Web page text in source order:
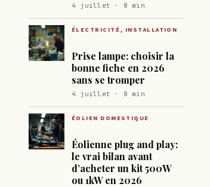
4 juillet · 8 min
ÉLECTRICITÉ, INSTALLATION
Prise lampe: choisir la
bonne fiche en 2026
sans se tromper
4 juillet · 8 min
ÉOLIEN DOMESTIQUE
Éolienne plug and play:
le vrai bilan avant
d’acheter un kit 500W
ou 1kW en 2026